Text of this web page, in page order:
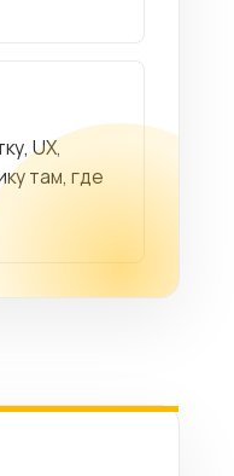
UX,
там, где